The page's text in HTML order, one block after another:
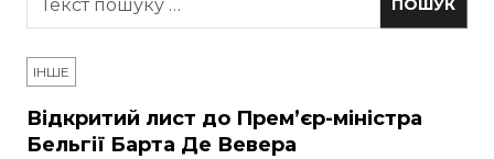
ІНШЕ
Відкритий лист до Прем’єр-міністра
Бельгії Барта Де Вевера